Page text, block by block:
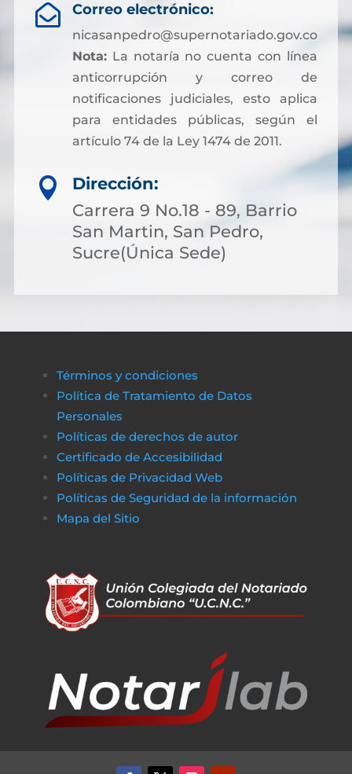
 Correo electrónico:
nicasanpedro@supernotariado.gov.co
Nota:La notaría no cuenta con línea
anticorrupción y correo de
notificaciones judiciales, esto aplica
para entidades públicas, según el
artículo 74 de la Ley 1474 de 2011.

Dirección:
Carrera 9 No.18 - 89, Barrio
San Martin, San Pedro,
Sucre(Única Sede)
Términos y condiciones
Política de Tratamiento de Datos
Personales
Políticas de derechos de autor
Certificado de Accesibilidad
Políticas de Privacidad Web
Políticas de Seguridad de la información
Mapa del Sitio